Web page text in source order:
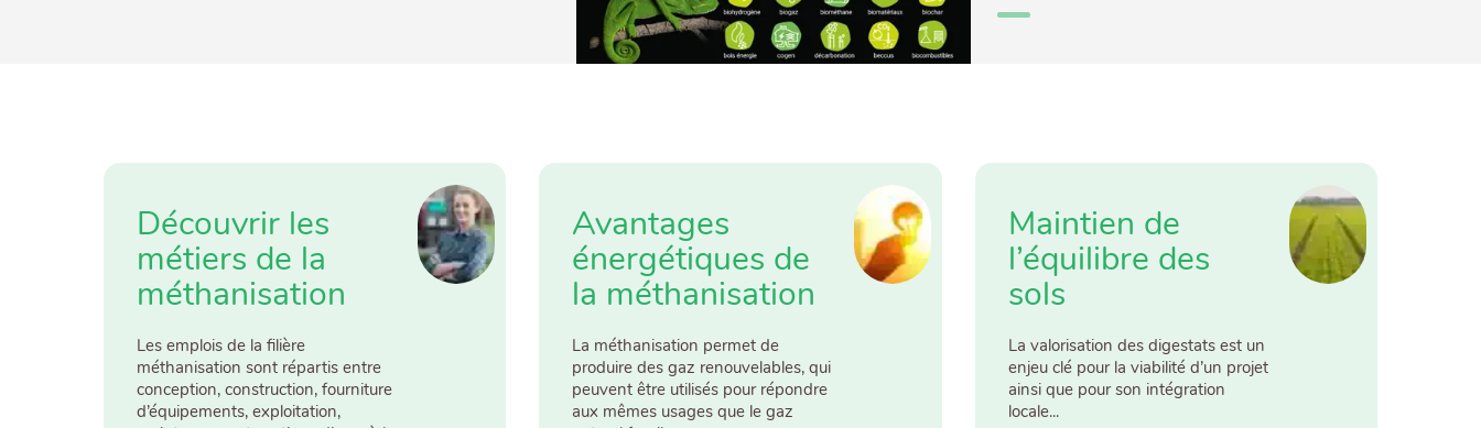
Découvrir les
métiers de la
méthanisation
Les emplois de la filière
méthanisation sont répartis entre
conception, construction, fourniture
d’équipements, exploitation,
Avantages
énergétiques de
la méthanisation
La méthanisation permet de
produire des gaz renouvelables, qui
peuvent être utilisés pour répondre
aux mêmes usages que le gaz
Maintien de
l’équilibre des
sols
La valorisation des digestats est un
enjeu clé pour la viabilité d’un projet
ainsi que pour son intégration
locale...